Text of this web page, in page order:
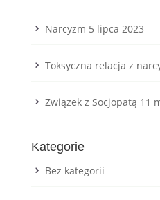
Narcyzm 5 lipca 2023
Toksyczna relacja z
Związek z Socjopatą 11
Kategorie
Bez kategorii